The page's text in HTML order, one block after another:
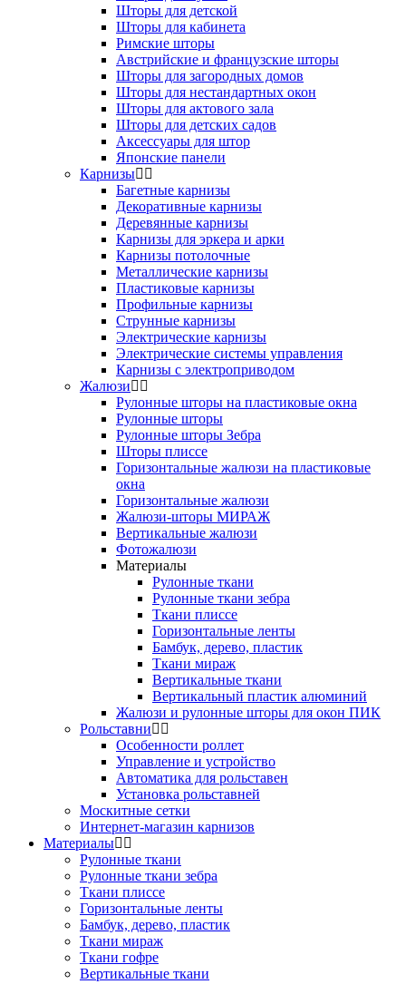
Шторы для детской
Шторы для кабинета
Римские шторы
Австрийские и французские шторы
Шторы для загородных домов
Шторы для нестандартных окон
Шторы для актового зала
Шторы для детских садов
Аксессуары для штор
Японские панели
Карнизы
Багетные карнизы
Декоративные карнизы
Деревянные карнизы
Карнизы для эркера и арки
Карнизы потолочные
Металлические карнизы
Пластиковые карнизы
Профильные карнизы
Струнные карнизы
Электрические карнизы
Электрические системы управления
Карнизы с электроприводом
Жалюзи
Рулонные шторы на пластиковые окна
Рулонные шторы
Рулонные шторы Зебра
Шторы плиссе
Горизонтальные жалюзи на пластиковые
окна
Горизонтальные жалюзи
Жалюзи-шторы МИРАЖ
Вертикальные жалюзи
Фотожалюзи
Материалы
Рулонные ткани
Рулонные ткани зебра
Ткани плиссе
Горизонтальные ленты
Бамбук, дерево, пластик
Ткани мираж
Вертикальные ткани
Вертикальный пластик алюминий
Жалюзи и рулонные шторы для окон ПИК
Рольставни
Особенности роллет
Управление и устройство
Автоматика для рольставен
Установка рольставней
Москитные сетки
Интернет-магазин карнизов
Материалы
Рулонные ткани
Рулонные ткани зебра
Ткани плиссе
Горизонтальные ленты
Бамбук, дерево, пластик
Ткани мираж
Ткани гофре
Вертикальные ткани